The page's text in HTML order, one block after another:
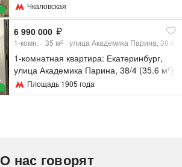
Чкаловская
6 990 000
1-комн. 35 м2 улица Академика Парина, 38/4
1-комнатная квартира: Екатеринбург,
улица Академика Парина, 38/4 (35.6 м²)
Площадь 1905 года
О нас говорят